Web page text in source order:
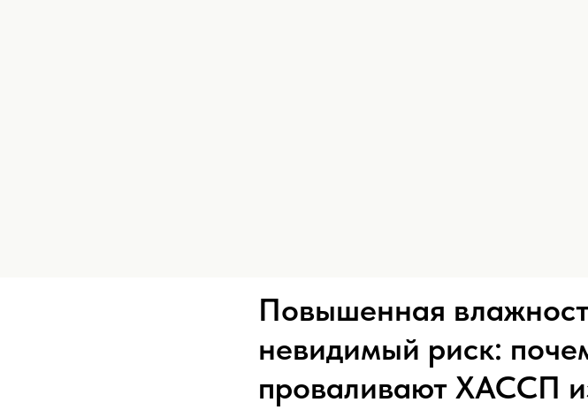
Повышенная
невидимый риск:
проваливают ХАССП